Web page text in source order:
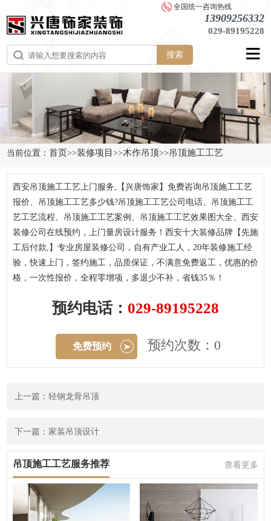
全国统一咨询热线
13909256332
029-89195228
搜索
当前位置：首页>>装修项目>>木作吊顶>>吊顶施工工艺
西安吊顶施工工艺上门服务,【兴唐饰家】免费咨询吊顶施工工艺
报价、吊顶施工工艺多少钱?吊顶施工工艺公司电话、吊顶施工工
艺工艺流程、吊顶施工工艺案例、吊顶施工工艺效果图大全、西安
装修公司在线预约，上门量房设计服务！西安十大装修品牌【先施
工后付款,】专业房屋装修公司，自有产业工人，20年装修施工经
验，快速上门，签约施工，品质保证，不满意免费返工，优惠的价
格，一次性报价，全程零增项，多退少不补，省钱35％！
预约电话： 029-89195228
免费预约 预约次数：0
上一篇：轻钢龙骨吊顶
下一篇：家装吊顶设计
吊顶施工工艺服务推荐 查看更多